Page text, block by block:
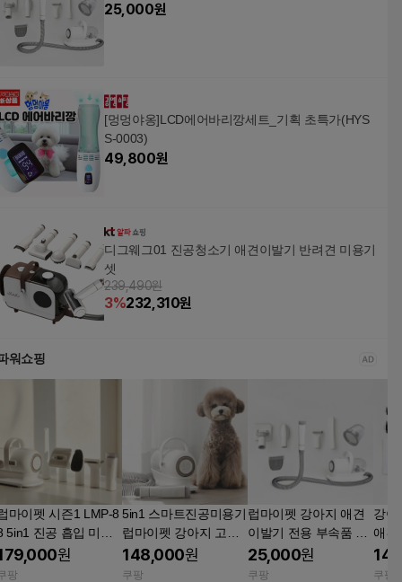
25,000원
[멍멍야옹]LCD에어바리깡세트_기획 초특가(HYS
S-0003)
49,800원
디그웨그01 진공청소기 애견이발기 반려견 미용기
셋
239,490원
3%232,310원
워쇼핑
마이펫 시즌1 LMP-8
5in1 진공 흡입 미용
강아지 고양이 무선
리깡 애견 클리퍼 트
원
팡
5in1 스마트진공미용기
럽마이펫 강아지 고양
이 이발기 애견바리깡
148,000원
쿠팡
럽마이펫 강아지 애견
이발기 전용 부속품 미
용기날 1개 미용기날
25,000원
쿠팡
강아
애견
기
쿠팡